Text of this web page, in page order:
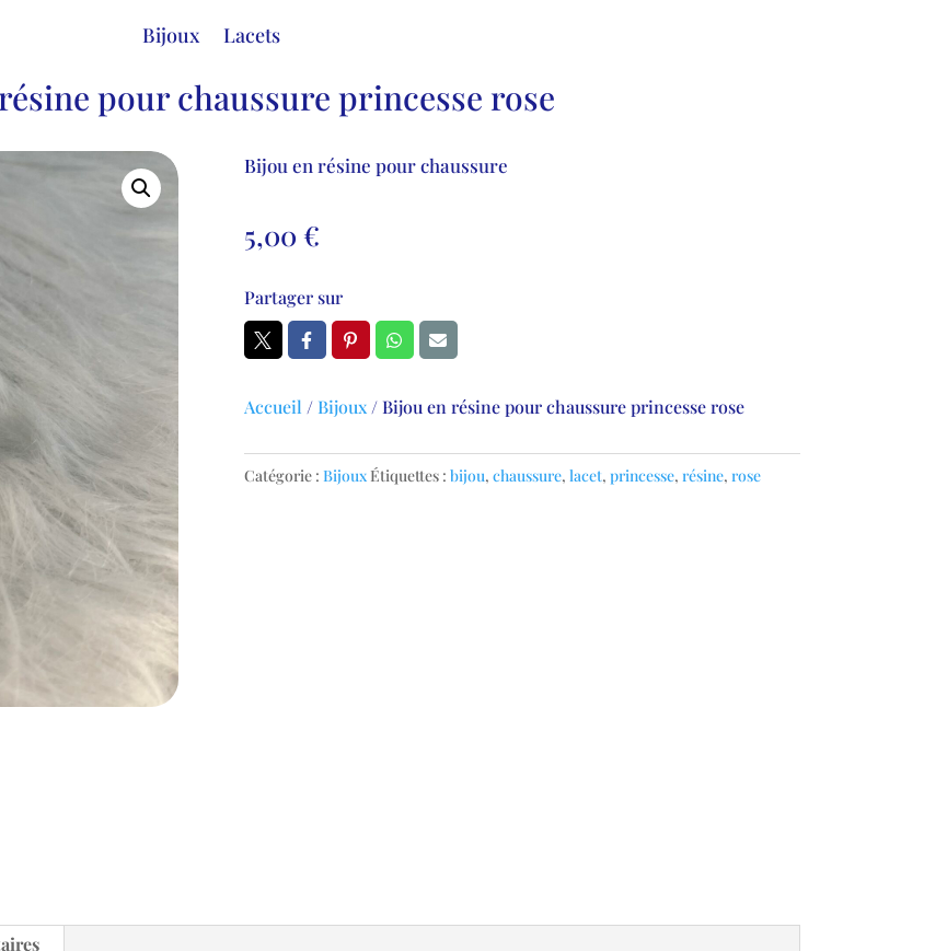
Bijoux Lacets
pour chaussure princesse rose
Bijou en résine pour chaussure
5,00 €
Partager sur
Accueil /Bijoux/Bijou en résine pour chaussure princesse rose
Catégorie : Bijoux Étiquettes : bijou, chaussure, lacet, princesse, résine, rose